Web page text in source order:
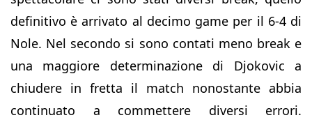
definitivo è arrivato al decimo game per il 6-4 di
Nole. Nel secondo si sono contati meno break e
una maggiore determinazione di Djokovic a
chiudere in fretta il match nonostante abbia
continuato a commettere diversi errori.